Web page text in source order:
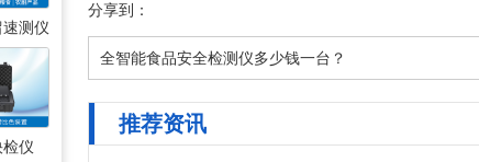
测仪
仪
分享到：
全智能食品安全检测仪多少钱一台？
推荐资讯